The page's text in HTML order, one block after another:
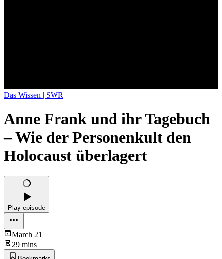
Das Wissen | SWR
Anne Frank und ihr Tagebuch
– Wie der Personenkult den
Holocaust überlagert
Play episode
March 21
29 mins